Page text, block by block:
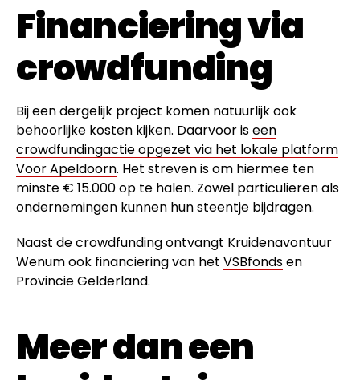
Financiering via
crowdfunding
Bij een dergelijk project komen natuurlijk ook
behoorlijke kosten kijken. Daarvoor iseen
crowdfundingactie opgezet via het lokale platform
Voor Apeldoorn. Het streven is om hiermee ten
minste € 15.000 op te halen. Zowel particulieren als
ondernemingen kunnen hun steentje bijdragen.
Naast de crowdfunding ontvangt Kruidenavontuur
Wenum ook financiering van het VSBfondsen
Provincie Gelderland.
Meer dan een